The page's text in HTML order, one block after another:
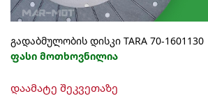
გადაბმულობის დისკი TARA 70-1601130
ფასი მოთხოვნილია
დაამატე შეკვეთაზე